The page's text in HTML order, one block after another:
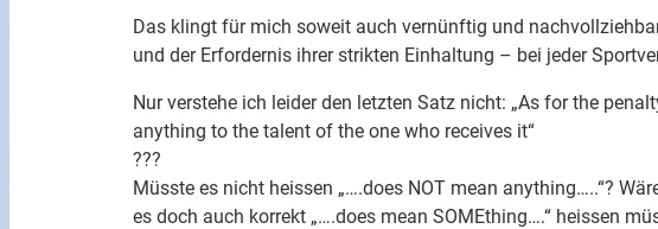
Das klingt für mich soweit auch vernünftig und
und der Erfordernis ihrer strikten Einhaltung – bei jeder
Nur verstehe ich leider den letzten Satz nicht: „As for the
anything to the talent of the one who receives it“
???
Müsste es nicht heissen „….does NOT mean anything…..“?
es doch auch korrekt „….does mean SOMEthing….“ heissen